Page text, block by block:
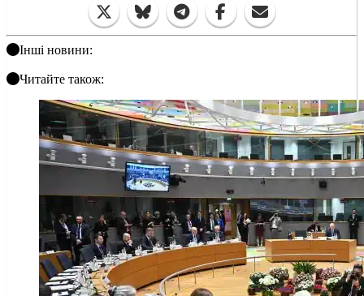
Інші новини:
Читайте також: